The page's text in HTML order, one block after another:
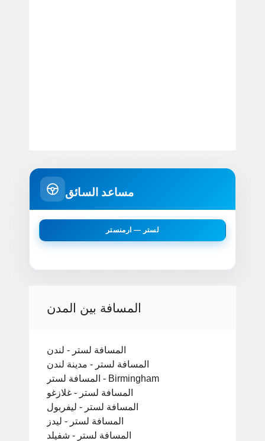
مساعد السائق
لستر — ارمنستر
المسافة بين المدن
المسافة لستر - لندن
المسافة لستر - مدينة لندن
المسافة لستر - Birmingham
المسافة لستر - غلازغو
المسافة لستر - ليفربول
المسافة لستر - ليدز
المسافة لستر - شفيلد